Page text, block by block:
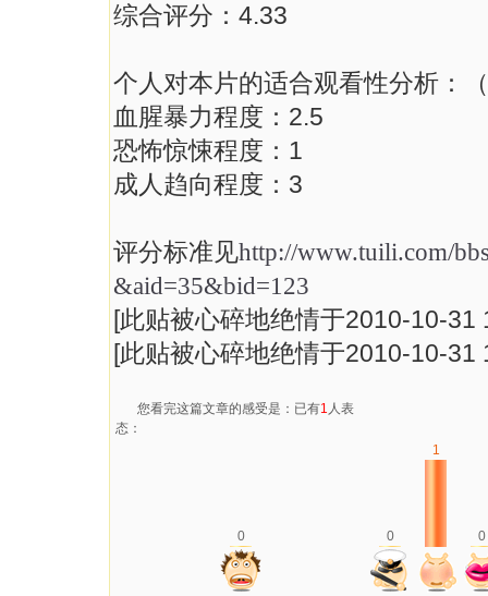
综合评分：4.33
个人对本片的适合观看性分析：
血腥暴力程度：2.5
恐怖惊悚程度：1
成人趋向程度：3
评分标准见http://www.tuili.com/
&aid=35&bid=123
[此贴被心碎地绝情于2010-10-31
[此贴被心碎地绝情于2010-10-31
您看完这篇文章的感受是：已有1 人表
态：
0 0
1
0